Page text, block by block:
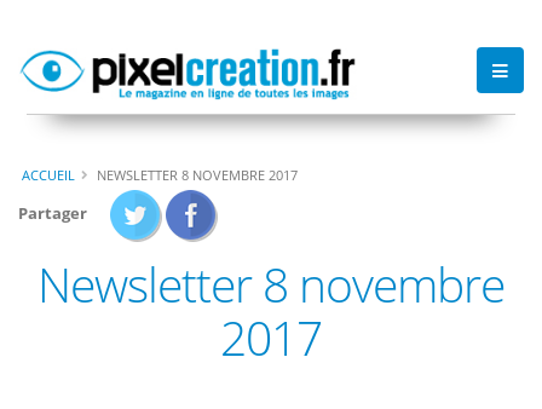
ACCUEIL NEWSLETTER 8 NOVEMBRE 2017
Partager
Newsletter 8 novembre
2017